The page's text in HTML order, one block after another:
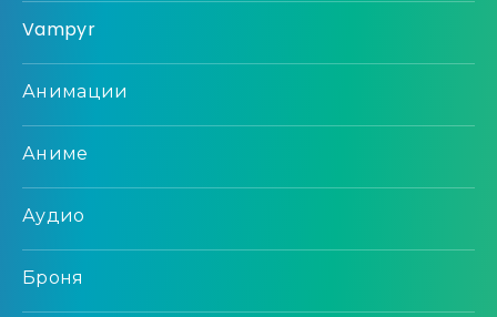
Vampyr
Анимации
Аниме
Аудио
Броня